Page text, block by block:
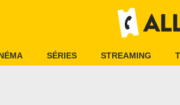
SÉRIES STREAMING